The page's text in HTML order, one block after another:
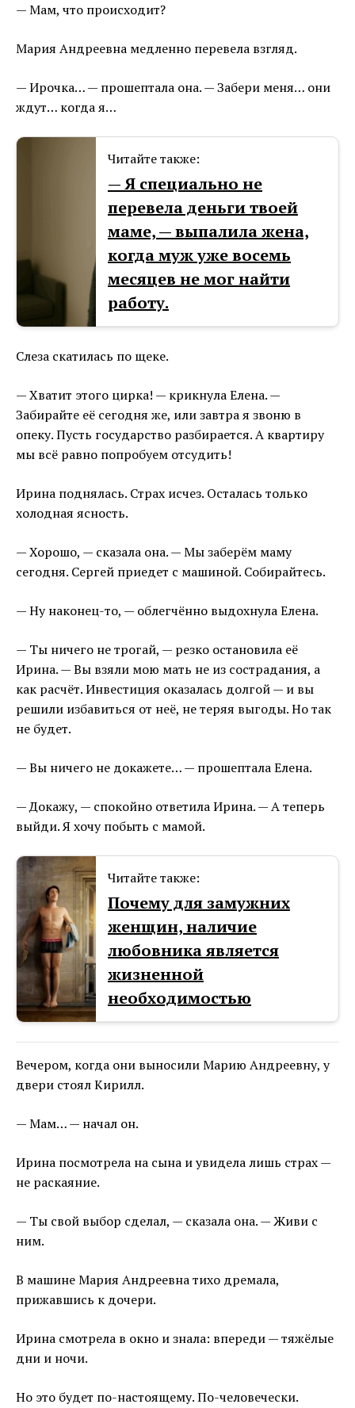
— Мам, что происходит?
Мария Андреевна медленно перевела взгляд.
— Ирочка… — прошептала она. — Забери меня… они
ждут… когда я…
Читайте также:
— Я специально не
перевела деньги твоей
маме, — выпалила жена,
когда муж уже восемь
месяцев не мог найти
работу.
Слеза скатилась по щеке.
— Хватит этого цирка! — крикнула Елена. —
Забирайте её сегодня же, или завтра я звоню в
опеку. Пусть государство разбирается. А квартиру
мы всё равно попробуем отсудить!
Ирина поднялась. Страх исчез. Осталась только
холодная ясность.
— Хорошо, — сказала она. — Мы заберём маму
сегодня. Сергей приедет с машиной. Собирайтесь.
— Ну наконец-то, — облегчённо выдохнула Елена.
— Ты ничего не трогай, — резко остановила её
Ирина. — Вы взяли мою мать не из сострадания, а
как расчёт. Инвестиция оказалась долгой — и вы
решили избавиться от неё, не теряя выгоды. Но так
не будет.
— Вы ничего не докажете… — прошептала Елена.
— Докажу, — спокойно ответила Ирина. — А теперь
выйди. Я хочу побыть с мамой.
Читайте также:
Почему для замужних
женщин, наличие
любовника является
жизненной
необходимостью
Вечером, когда они выносили Марию Андреевну, у
двери стоял Кирилл.
— Мам… — начал он.
Ирина посмотрела на сына и увидела лишь страх —
не раскаяние.
— Ты свой выбор сделал, — сказала она. — Живи с
ним.
В машине Мария Андреевна тихо дремала,
прижавшись к дочери.
Ирина смотрела в окно и знала: впереди — тяжёлые
дни и ночи.
Но это будет по-настоящему. По-человечески.